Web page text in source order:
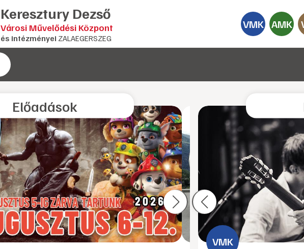
Keresztury Dezső
Városi Művelődési Központ
és intézményei ZALAEGERSZEG
VMK AMK
Előadások